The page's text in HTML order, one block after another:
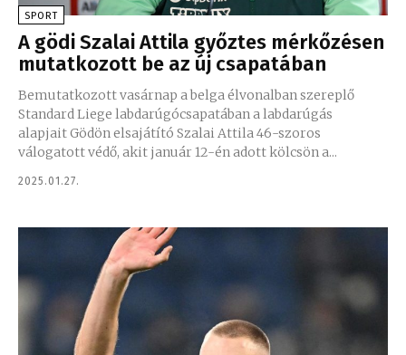
SPORT
A gödi Szalai Attila győztes mérkőzésen
mutatkozott be az új csapatában
Bemutatkozott vasárnap a belga élvonalban szereplő
Standard Liege labdarúgócsapatában a labdarúgás
alapjait Gödön elsajátító Szalai Attila 46-szoros
válogatott védő, akit január 12-én adott kölcsön a...
2025.01.27.